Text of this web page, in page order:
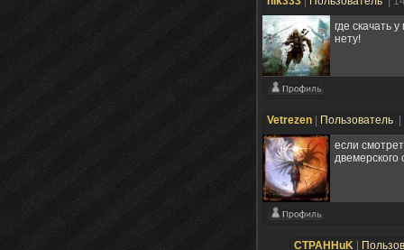
где скачать
нету!
Vetrezen Пользователь
если
двемерского
CTPAHHuK